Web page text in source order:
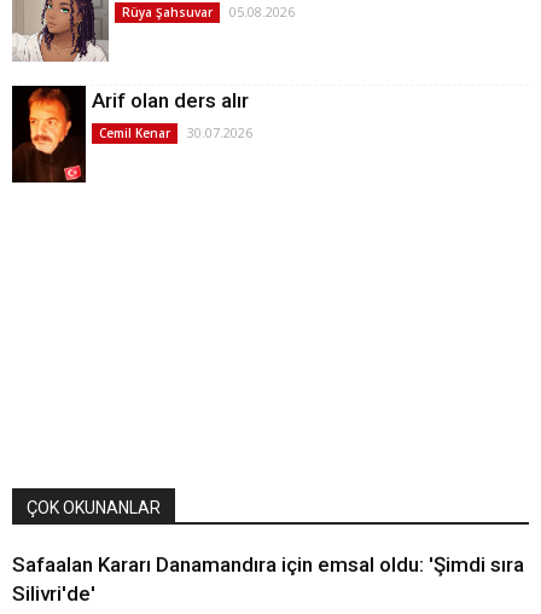
Rüya Şahsuvar 05.08.2026
Arif olan ders alır
Cemil Kenar 30.07.2026
ÇOK OKUNANLAR
Safaalan Kararı Danamandıra için emsal oldu: 'Şimdi sıra
Silivri'de'